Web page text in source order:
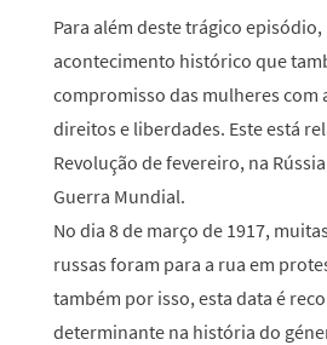
Para além deste trágico
acontecimento histórico que
compromisso das mulheres com
direitos e liberdades. Este está
Revolução de fevereiro, na
Guerra Mundial.
No dia 8 de março de 1917,
russas foram para a rua em
também por isso, esta data é
determinante na história do